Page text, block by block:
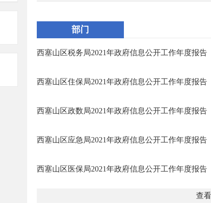
部门
西塞山区税务局2021年政府信息公开工作年度报告
西塞山区住保局2021年政府信息公开工作年度报告
西塞山区政数局2021年政府信息公开工作年度报告
西塞山区应急局2021年政府信息公开工作年度报告
西塞山区医保局2021年政府信息公开工作年度报告
查